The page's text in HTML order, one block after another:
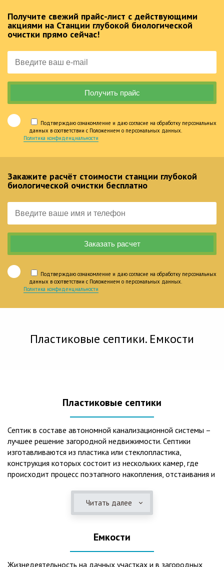
Получите свежий прайс-лист с действующими
акциями на Станции глубокой биологической
очистки прямо сейчас!
Подтверждаю ознакомление и даю согласие на обработку персональных
данных в соответствии с Положением о персональных данных.
Политика конфиденциальности
Закажите расчёт стоимости станции глубокой
биологической очистки бесплатно
Подтверждаю ознакомление и даю согласие на обработку персональных
данных в соответствии с Положением о персональных данных.
Политика конфиденциальности
Пластиковые септики. Емкости
Пластиковые септики
Септик в составе автономной канализационной системы –
лучшее решение загородной недвижимости. Септики
изготавливаются из пластика или стеклопластика,
конструкция которых состоит из нескольких камер, где
происходит процесс поэтапного накопления, отстаивания и
длительный срок службы, так как не подвержены коррозии.
2. Обладают высокой прочностью – способны
состоянии. 3. Могут эксплуатироваться в любом регионе
России при любых низких температурах. 4. Полностью
герметичны, что дает гарантию по полной безопасности
Читать далее
Емкости
Жизнедеятельность на дачных участках и в загородных